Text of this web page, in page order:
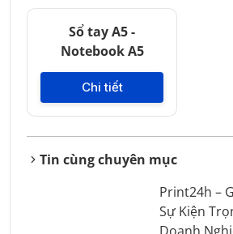
Sổ tay A5 -
Notebook A5
Chi tiết
Tin cùng chuyên mục
Print24h –
Sự Kiện